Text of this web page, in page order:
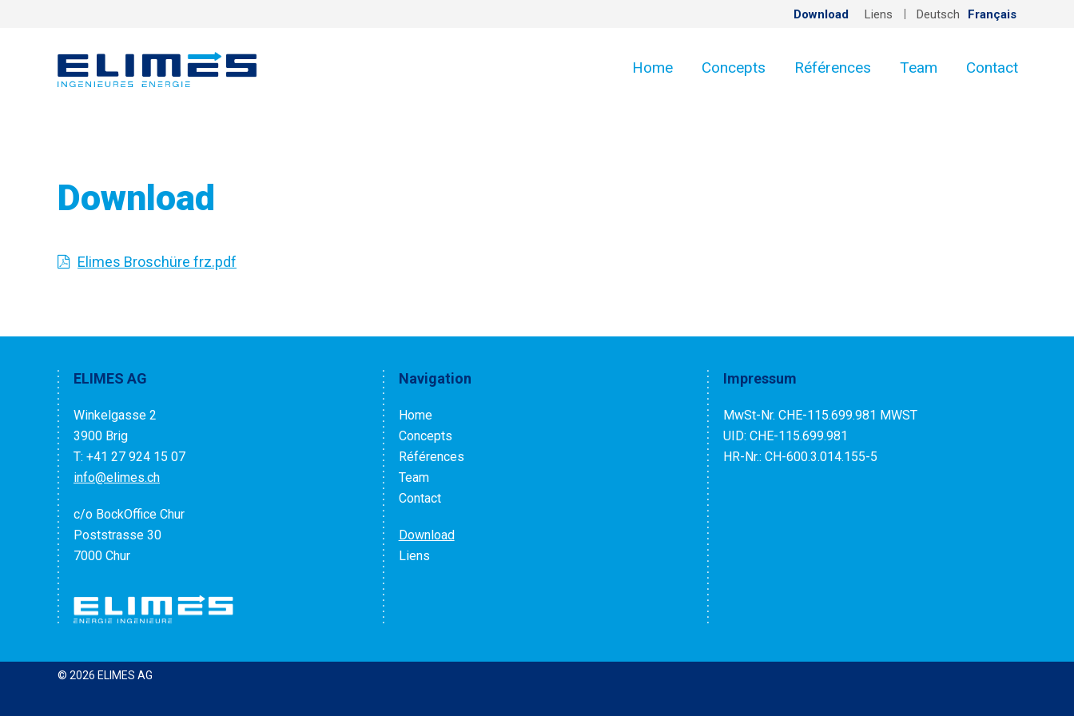
Deutsch Français
Download Liens
Home Concepts Références Team Contact
Download
Elimes Broschüre frz.pdf
ELIMES AG
Winkelgasse 2
3900 Brig
T: +41 27 924 15 07
info@elimes.ch
c/o BockOffice Chur
Poststrasse 30
7000 Chur
Navigation
Home
Concepts
Références
Team
Contact
Download
Liens
Impressum
MwSt-Nr. CHE-115.699.981 MWST
UID: CHE-115.699.981
HR-Nr.: CH-600.3.014.155-5
© 2026 ELIMES AG